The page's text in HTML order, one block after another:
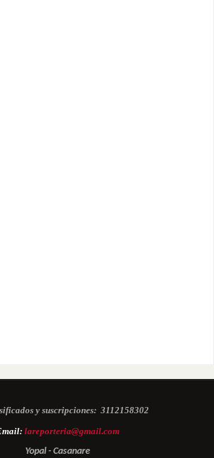
y suscripciones: 3112158302
lareporteria@gmail.com
Yopal - Casanare